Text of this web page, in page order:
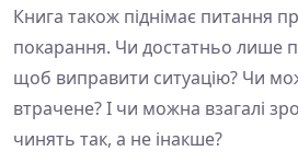
Книга також піднімає питання
покарання. Чи достатньо лише
щоб виправити ситуацію? Чи
втрачене? І чи можна взагалі
чинять так, а не інакше?